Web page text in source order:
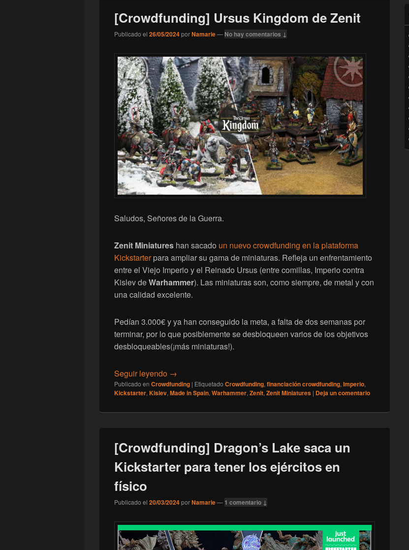
[Crowdfunding] Ursus Kingdom de Zenit
Publicado el 26/05/2024porNamarie— No hay comentarios ↓
Saludos, Señores de la Guerra.
Zenit Miniatures han sacado un nuevo crowdfunding en la plataforma
Kickstarterpara ampliar su gama de miniaturas. Refleja un enfrentamiento
entre el Viejo Imperio y el Reinado Ursus (entre comillas, Imperio contra
Kislev deWarhammer). Las miniaturas son, como siempre, de metal y con
una calidad excelente.
Pedían 3.000€ y ya han conseguido la meta, a falta de dos semanas por
terminar, por lo que posiblemente se desbloqueen varios de los objetivos
desbloqueables(¡más miniaturas!).
Seguir leyendo [Crowdfunding] Ursus Kingdom de Zenit
→
Publicado en Crowdfunding | Etiquetado Crowdfunding, financiación crowdfunding, Imperio,
Kickstarter, Kislev, Made in Spain, Warhammer, Zenit, Zenit Miniatures | Deja un comentario
[Crowdfunding] Dragon’s Lake saca un
Kickstarter para tener los ejércitos en
físico
Publicado el 20/03/2024porNamarie— 1 comentario ↓